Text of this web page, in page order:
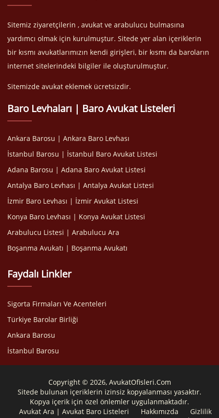
Sitemiz ziyaretçilerin , avukat ve arabulucu bulmasına
yardımcı olmak için kurulmuştur. Sitede yer alan içeriklerin
bir kısmı avukatlarımızın kendi girişleri, bir kısmı da baroların
internet sitelerindeki bilgiler ile oluşturulmuştur.
Sitemizde avukat eklemek ücretsizdir.
Baro Levhaları | Baro Avukat Listeleri
Ankara Barosu | Ankara Baro Levhası
İstanbul Barosu | İstanbul Baro Avukat Listesi
Adana Barosu | Adana Baro Avukat Listesi
Antalya Baro Levhası | Antalya Avukat Listesi
İzmir Baro Levhası | İzmir Avukat Listesi
Konya Baro Levhası | Konya Avukat Listesi
Arabulucu Listesi | Arabulucu Ara
Boşanma Avukatı | Boşanma Avukatı
Faydalı Linkler
Sigorta Firmaları Ve Acenteleri
Türkiye Barolar Birliği
Ankara Barosu
İstanbul Barosu
Copyright © 2026, AvukatOfisleri.Com
Sitede bulunan içeriklerin izinsiz kopyalanması yasaktır.
Kopya içerik için özel önlemler uygulanmaktadır.
Avukat Ara | Avukat Baro Listeleri
Hakkımızda
Gizlilik